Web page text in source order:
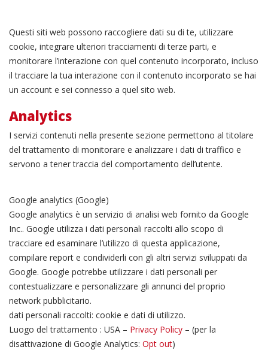
Questi siti web possono raccogliere dati su di te, utilizzare
cookie, integrare ulteriori tracciamenti di terze parti, e
monitorare l’interazione con quel contenuto incorporato, incluso
il tracciare la tua interazione con il contenuto incorporato se hai
un account e sei connesso a quel sito web.
Analytics
I servizi contenuti nella presente sezione permettono al titolare
del trattamento di monitorare e analizzare i dati di traffico e
servono a tener traccia del comportamento dell’utente.
Google analytics (Google)
Google analytics è un servizio di analisi web fornito da Google
Inc.. Google utilizza i dati personali raccolti allo scopo di
tracciare ed esaminare l’utilizzo di questa applicazione,
compilare report e condividerli con gli altri servizi sviluppati da
Google. Google potrebbe utilizzare i dati personali per
contestualizzare e personalizzare gli annunci del proprio
network pubblicitario.
dati personali raccolti: cookie e dati di utilizzo.
Luogo del trattamento : USA – Privacy Policy – (per la
disattivazione di Google Analytics: Opt out)